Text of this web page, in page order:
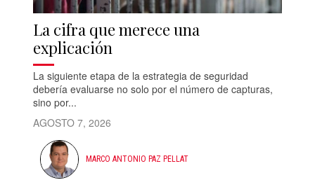
La cifra que merece una
explicación
La siguiente etapa de la estrategia de seguridad
debería evaluarse no solo por el número de capturas,
sino por...
AGOSTO 7, 2026
MARCO ANTONIO PAZ PELLAT